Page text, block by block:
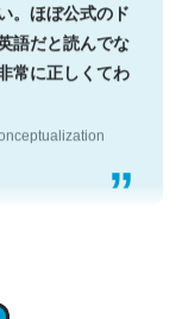
語だと読んでな
常に正しくてわ
/続編来た